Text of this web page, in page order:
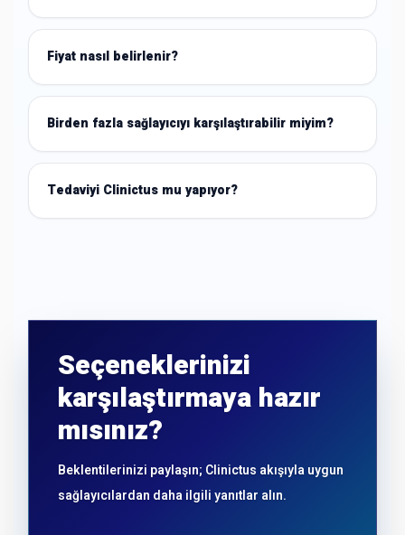
Fiyat nasıl belirlenir?
Birden fazla sağlayıcıyı karşılaştırabilir miyim?
Tedaviyi Clinictus mu yapıyor?
Seçeneklerinizi
karşılaştırmaya hazır
mısınız?
Beklentilerinizi paylaşın; Clinictus akışıyla uygun
sağlayıcılardan daha ilgili yanıtlar alın.